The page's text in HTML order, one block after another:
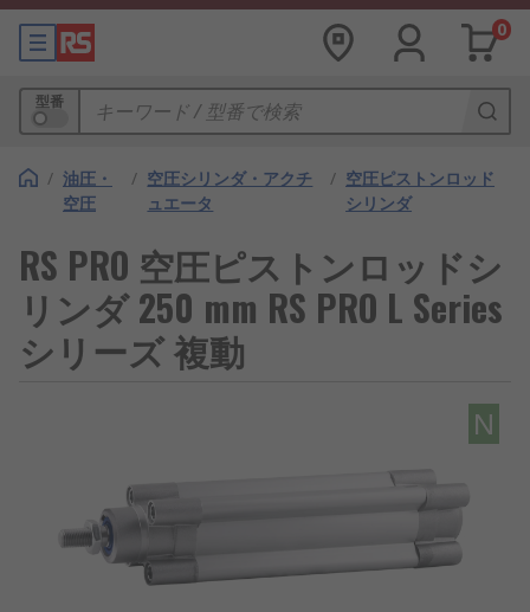
0
型番
/ 油圧・
空圧
/ 空圧シリンダ・アクチ
ュエータ
/ 空圧ピストンロッド
シリンダ
RS PRO 空圧ピストンロッドシ
リンダ 250 mm RS PRO L Series
シリーズ 複動
N